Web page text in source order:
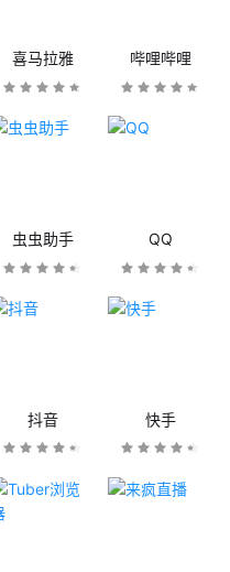
喜马拉雅 哔哩哔哩
虫虫助手 QQ
抖音 快手